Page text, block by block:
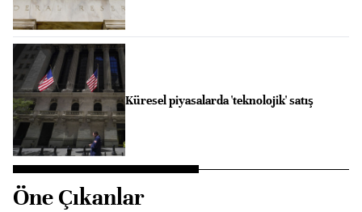
Küresel piyasalarda 'teknolojik' satış
Öne Çıkanlar